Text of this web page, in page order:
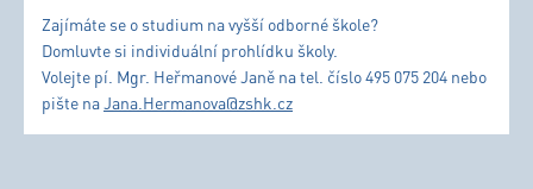
Zajímáte se o studium na vyšší odborné škole?
Domluvte si individuální prohlídku školy.
Volejte pí. Mgr. Heřmanové Janě na tel. číslo 495 075 204 nebo
pište naJana.Hermanova@zshk.cz